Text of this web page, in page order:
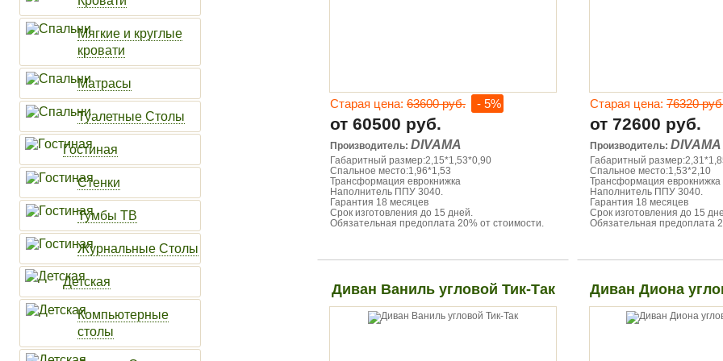
Мягкие и круглые
кровати
Матрасы
Туалетные Столы
Гостиная
Стенки
Тумбы ТВ
Журнальные Столы
Детская
Компьютерные
столы
Старая цена: 63600 руб. - 5%
от 60500 руб.
Производитель: DIVAMA
Габаритный размер:2,15*1,53*0,90
Спальное место:1,96*1,53
Трансформация еврокнижка
Наполнитель ППУ 3040.
Гарантия 18 месяцев
Срок изготовления до 15 дней.
Обязательная предоплата 20% от стоимости.
Старая цена: 76320
от 72600 руб.
Производитель: DIVAMA
Габаритный
Спальное место:1,53*2,10
Трансформация еврокнижка
Наполнитель ППУ 3040.
Гарантия 18 месяцев
Срок изготовления до 15
Обязательная предоплата
Диван Ваниль угловой Тик-Так Диван Диона